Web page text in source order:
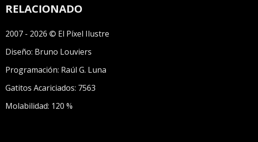
RELACIONADO
2007 - 2026 © El Píxel Ilustre
Diseño: Bruno Louviers
Programación: Raúl G. Luna
Gatitos Acariciados: 7563
Molabilidad: 120 %